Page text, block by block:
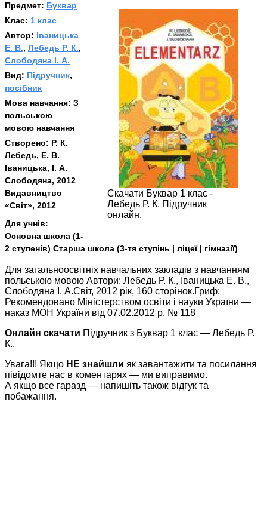
Скачати Буквар 1 клас -
Лебедь Р. К. Підручник
онлайн.
Предмет: Буквар
Клас: 1 клас
Автор: Іваницька
Е. В., Лебедь Р. К.,
Слободяна І. А.
Вид: Підручник,
посібник
Мова навчання: З
польською
мовою навчання
Створено: Р. К.
Лебедь, Е. В.
Іваницька, І. А.
Слободяна, 2012
Видавництво
«Світ», 2012
Для учнів:
Основна школа (1-
2 ступенів) Старша школа (3-тя ступінь | ліцеї | гімназії)
Для загальноосвітніх навчальних закладів з навчанням
польською мовою Автори: Лебедь Р. К., Іваницька Е. В.,
Слободяна І. А.Світ, 2012 рік, 160 сторінок.Гриф:
Рекомендовано Міністерством освіти і науки України —
наказ МОН України від 07.02.2012 р. № 118
Онлайн скачати Підручник з Буквар 1 клас — Лебедь Р.
К..
Увага!!! Якщо НЕ знайшли як завантажити та посилання
півідомте нас в коментарях — ми виправимо.
А якщо все гаразд — напишіть також відгук та
побажання.